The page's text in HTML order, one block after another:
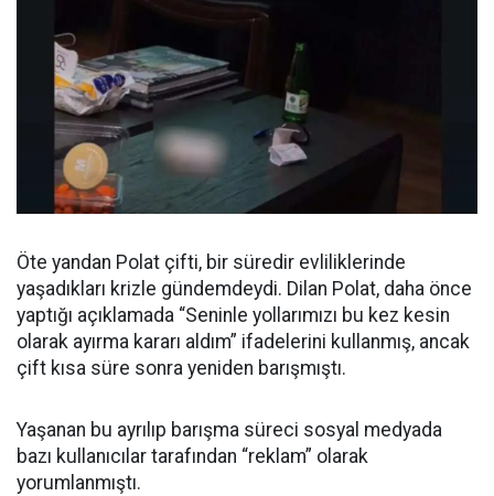
Öte yandan Polat çifti, bir süredir evliliklerinde
yaşadıkları krizle gündemdeydi. Dilan Polat, daha önce
yaptığı açıklamada “Seninle yollarımızı bu kez kesin
olarak ayırma kararı aldım” ifadelerini kullanmış, ancak
çift kısa süre sonra yeniden barışmıştı.
Yaşanan bu ayrılıp barışma süreci sosyal medyada
bazı kullanıcılar tarafından “reklam” olarak
yorumlanmıştı.